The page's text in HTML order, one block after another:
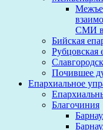
СМИ в
Бийская
Рубцовская
Почившее
Епархиальное
Благочиния